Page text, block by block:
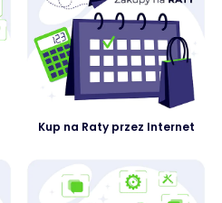
Kup na Raty przez Internet